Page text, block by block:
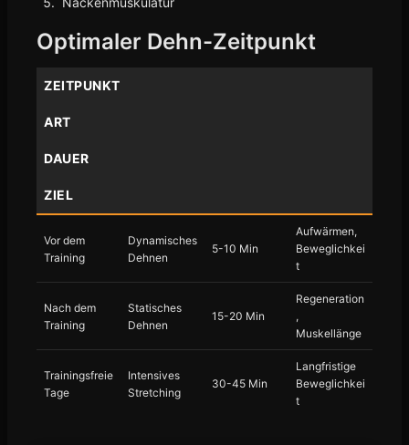
Optimaler Dehn-Zeitpunkt
ZEITPUNKT
ART
DAUER
ZIEL
Vor dem
Training
Dynamisches
Dehnen
5-10 Min
Aufwärmen,
Beweglichkei
t
Nach dem
Training
Statisches
Dehnen
15-20 Min
Regeneration
,
Muskellänge
Trainingsfreie
Tage
Intensives
Stretching
30-45 Min
Langfristige
Beweglichkei
t